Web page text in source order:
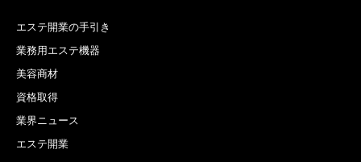
エステ開業の手引き
業務用エステ機器
美容商材
資格取得
業界ニュース
エステ開業